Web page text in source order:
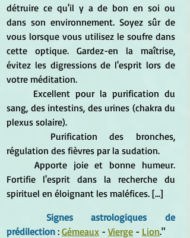
détruire ce qu'il y a de bon en soi ou
dans son environnement. Soyez sûr de
vous lorsque vous utilisez le soufre dans
cette optique. Gardez-en la maîtrise,
évitez les digressions de l'esprit lors de
votre méditation.
sang, des intestins, des urines (chakra du
plexus solaire).
régulation des fièvres par la sudation.
Fortifie l'esprit dans la recherche du
spirituel en éloignant les maléfices. [...]
Signes astrologiques de
prédilection : Gémeaux - Vierge - Lion."